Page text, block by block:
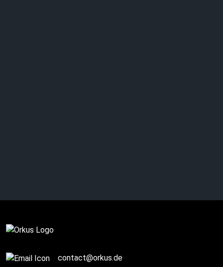
contact@orkus.de